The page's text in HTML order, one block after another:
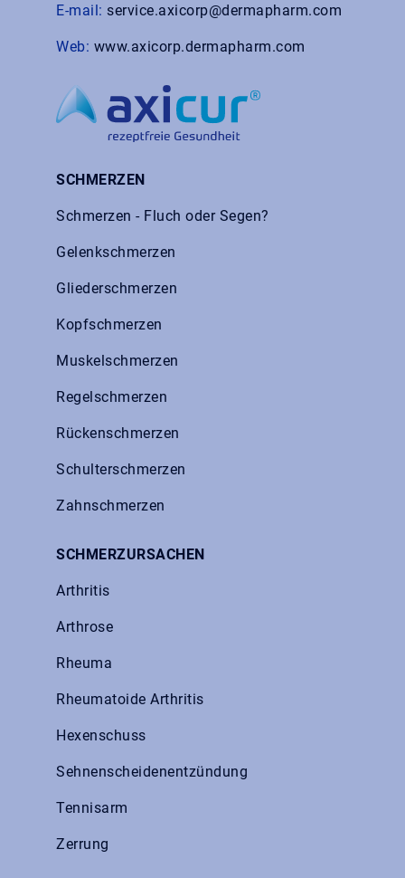
E-mail: service.axicorp@dermapharm.com
Web: www.axicorp.dermapharm.com
SCHMERZEN
Schmerzen - Fluch oder Segen?
Gelenkschmerzen
Gliederschmerzen
Kopfschmerzen
Muskelschmerzen
Regelschmerzen
Rückenschmerzen
Schulterschmerzen
Zahnschmerzen
SCHMERZURSACHEN
Arthritis
Arthrose
Rheuma
Rheumatoide Arthritis
Hexenschuss
Sehnenscheidenentzündung
Tennisarm
Zerrung